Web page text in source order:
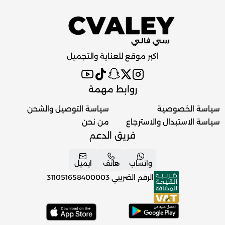
اكبر موقع للعناية والتجميل
روابط مهمة
سياسة الخصوصية
سياسة الاستبدال والاسترجاع
سياسة التوصيل والشحن
من نحن
فريق الدعم
واتساب هاتف
ايميل
الرقم الضريبي 311051658400003